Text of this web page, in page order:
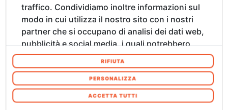
internazionali. Sono profondamente grata per
questo riconoscimento e per le opportunità che
ne sono scaturite. Ora guardo con entusiasmo ai
prossimi progetti, pronta a esplorare nuove
traffico. Condividiamo inoltre informazioni sul
modo in cui utilizza il nostro sito con i nostri
partner che si occupano di analisi dei dati web,
pubblicità e social media, i quali potrebbero
combinarle con altre informazioni che ha
fornito loro o che hanno raccolto dal suo
utilizzo dei loro servizi. Acconsenta ai nostri
cookie se continua ad utilizzare il nostro sito
web. In qualsiasi momento è possibile
RIFIUTA
PERSONALIZZA
ACCETTA TUTTI